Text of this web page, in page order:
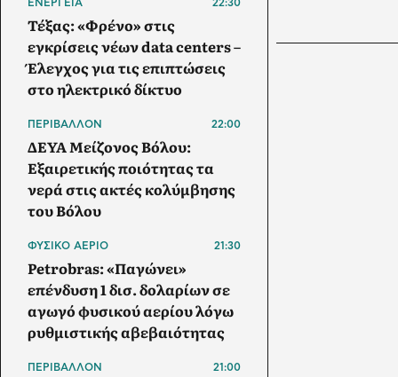
ΕΝΕΡΓΕΙΑ 22:30
Τέξας: «Φρένο» στις
εγκρίσεις νέων data centers –
Έλεγχος για τις επιπτώσεις
στο ηλεκτρικό δίκτυο
ΠΕΡΙΒΑΛΛΟΝ 22:00
ΔΕΥΑ Μείζονος Βόλου:
Εξαιρετικής ποιότητας τα
νερά στις ακτές κολύμβησης
του Βόλου
ΦΥΣΙΚΟ ΑΕΡΙΟ 21:30
Petrobras: «Παγώνει»
επένδυση 1 δισ. δολαρίων σε
αγωγό φυσικού αερίου λόγω
ρυθμιστικής αβεβαιότητας
ΠΕΡΙΒΑΛΛΟΝ 21:00